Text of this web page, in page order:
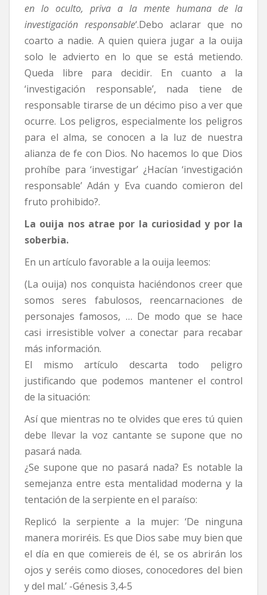
en lo oculto, priva a la mente humana de la
investigación responsable‘.Debo aclarar que no
coarto a nadie. A quien quiera jugar a la ouija
solo le advierto en lo que se está metiendo.
Queda libre para decidir. En cuanto a la
‘investigación responsable’, nada tiene de
responsable tirarse de un décimo piso a ver que
ocurre. Los peligros, especialmente los peligros
para el alma, se conocen a la luz de nuestra
alianza de fe con Dios. No hacemos lo que Dios
prohíbe para ‘investigar’ ¿Hacían ‘investigación
responsable’ Adán y Eva cuando comieron del
fruto prohibido?.
La ouija nos atrae por la curiosidad y por la
soberbia.
En un artículo favorable a la ouija leemos:
(La ouija) nos conquista haciéndonos creer que
somos seres fabulosos, reencarnaciones de
personajes famosos, … De modo que se hace
casi irresistible volver a conectar para recabar
más información.
El mismo artículo descarta todo peligro
justificando que podemos mantener el control
de la situación:
Así que mientras no te olvides que eres tú quien
debe llevar la voz cantante se supone que no
pasará nada.
¿Se supone que no pasará nada? Es notable la
semejanza entre esta mentalidad moderna y la
tentación de la serpiente en el paraíso:
Replicó la serpiente a la mujer: ‘De ninguna
manera moriréis. Es que Dios sabe muy bien que
el día en que comiereis de él, se os abrirán los
ojos y seréis como dioses, conocedores del bien
y del mal.’ -Génesis 3,4-5